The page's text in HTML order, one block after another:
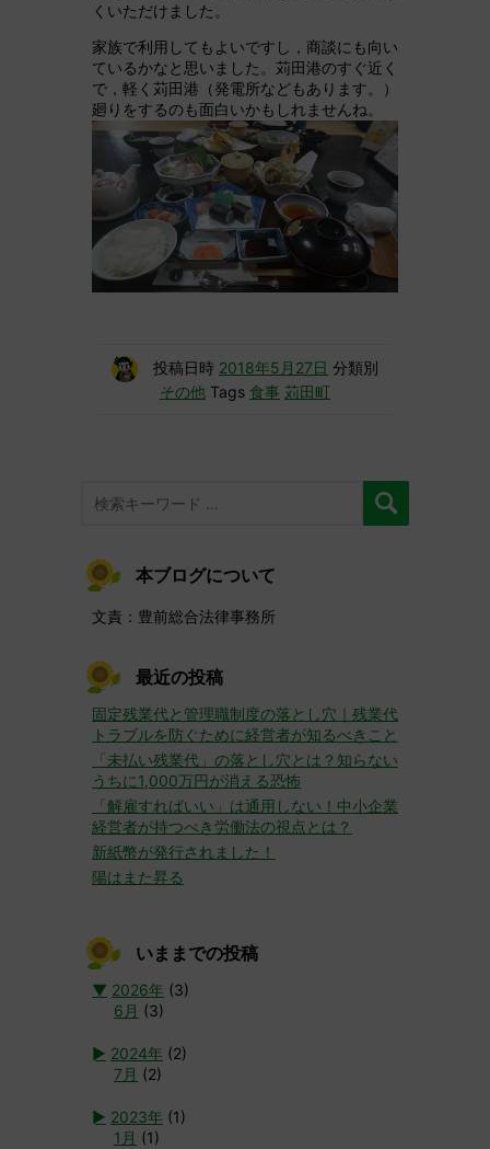
くいただけました。
家族で利用してもよいですし，商談にも向い
ているかなと思いました。苅田港のすぐ近く
で，軽く苅田港（発電所などもあります。）
廻りをするのも面白いかもしれませんね。
投稿日時 2018年5月27日 分類別
その他 Tags 食事 苅田町
本ブログについて
文責：豊前総合法律事務所
最近の投稿
固定残業代と管理職制度の落とし穴｜残業代
トラブルを防ぐために経営者が知るべきこと
「未払い残業代」の落とし穴とは？知らない
うちに1,000万円が消える恐怖
「解雇すればいい」は通用しない！中小企業
経営者が持つべき労働法の視点とは？
新紙幣が発行されました！
陽はまた昇る
いままでの投稿
▼ 2026年 (3)
6月 (3)
► 2024年 (2)
7月 (2)
► 2023年 (1)
1月 (1)